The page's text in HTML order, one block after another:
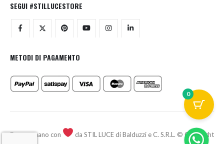
SEGUI #STILLUCESTORE
METODI DI PAGAMENTO
Fatto a mano con
da STIL LUCE di Balduzzi e C. S.R.L. © Copyright
0